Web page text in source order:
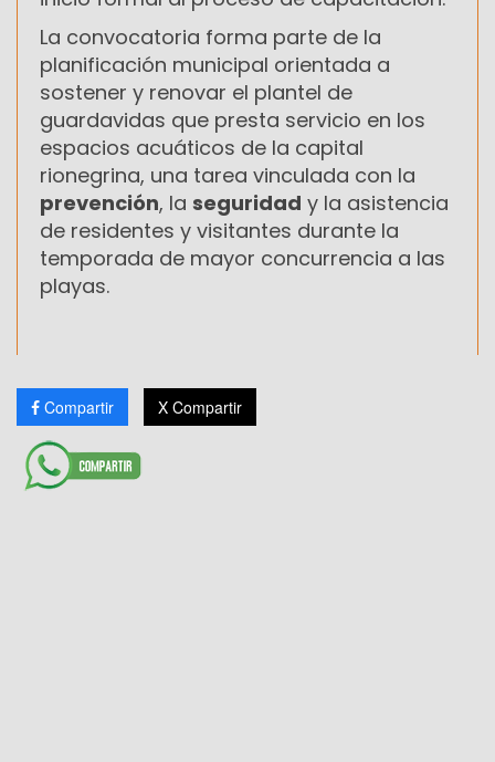
La convocatoria forma parte de la
planificación municipal orientada a
sostener y renovar el plantel de
guardavidas que presta servicio en los
espacios acuáticos de la capital
rionegrina, una tarea vinculada con la
prevención, la seguridad y la asistencia
de residentes y visitantes durante la
temporada de mayor concurrencia a las
playas.
Compartir X Compartir